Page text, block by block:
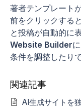
著者テンプレート
前をクリックする
と投稿が自動的に
Website Builder
条件を調整したり
関連記事
AI生成サイトを